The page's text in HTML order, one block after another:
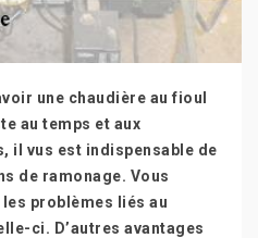
une chaudière au fioul
au temps et aux
il vus est indispensable de
de ramonage. Vous
problèmes liés au
ci. D’autres avantages